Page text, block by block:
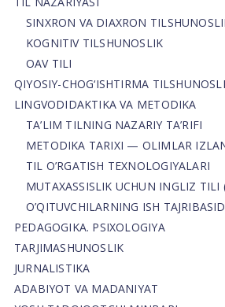
SINXRON VA DIAXRON
KOGNITIV TILSHUNOSLIK
OAV TILI
QIYOSIY-CHOG‘ISHTIRMA
LINGVODIDAKTIKA VA METODIKA
TA’LIM TILNING NAZARIY TA’RIFI
METODIKA TARIXI — OLIMLAR
TIL O’RGATISH TEXNOLOGIYALARI
MUTAXASSISLIK UCHUN INGLIZ TILI
O’QITUVCHILARNING ISH
PEDAGOGIKA. PSIXOLOGIYA
TARJIMASHUNOSLIK
JURNALISTIKA
ADABIYOT VA MADANIYAT